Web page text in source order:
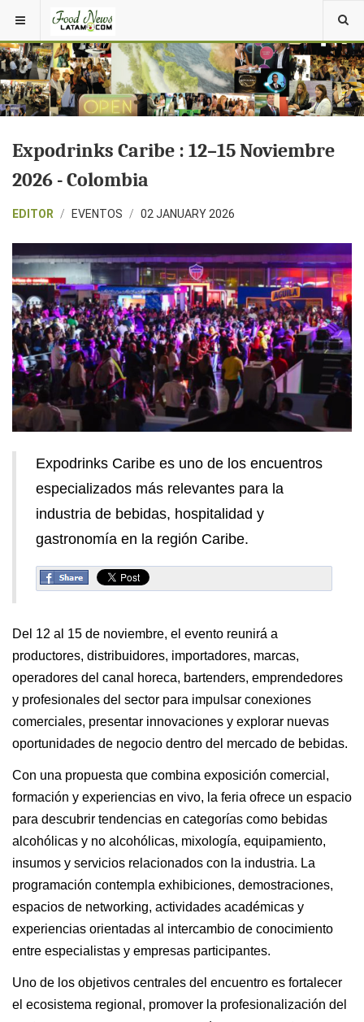
Expodrinks Caribe : 12–15 Noviembre
2026 - Colombia
EDITOR EVENTOS 02 JANUARY 2026
Expodrinks Caribe es uno de los encuentros
especializados más relevantes para la
industria de bebidas, hospitalidad y
gastronomía en la región Caribe.
Del 12 al 15 de noviembre, el evento reunirá a
productores, distribuidores, importadores, marcas,
operadores del canal horeca, bartenders, emprendedores
y profesionales del sector para impulsar conexiones
comerciales, presentar innovaciones y explorar nuevas
oportunidades de negocio dentro del mercado de bebidas.
Con una propuesta que combina exposición comercial,
formación y experiencias en vivo, la feria ofrece un espacio
para descubrir tendencias en categorías como bebidas
alcohólicas y no alcohólicas, mixología, equipamiento,
insumos y servicios relacionados con la industria. La
programación contempla exhibiciones, demostraciones,
espacios de networking, actividades académicas y
experiencias orientadas al intercambio de conocimiento
entre especialistas y empresas participantes.
Uno de los objetivos centrales del encuentro es fortalecer
el ecosistema regional, promover la profesionalización del